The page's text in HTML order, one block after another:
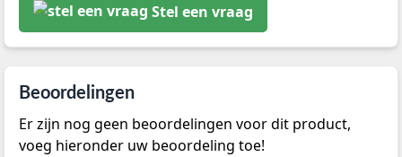
Stel een vraag
Beoordelingen
Er zijn nog geen beoordelingen voor dit product,
voeg hieronder uw beoordeling toe!